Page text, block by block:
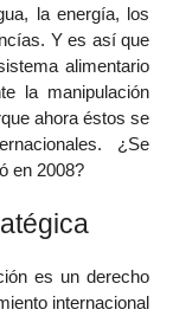
la energía, los
Y es así que
alimentario
la manipulación
ahora éstos se
¿Se
en 2008?
es un derecho
internacional